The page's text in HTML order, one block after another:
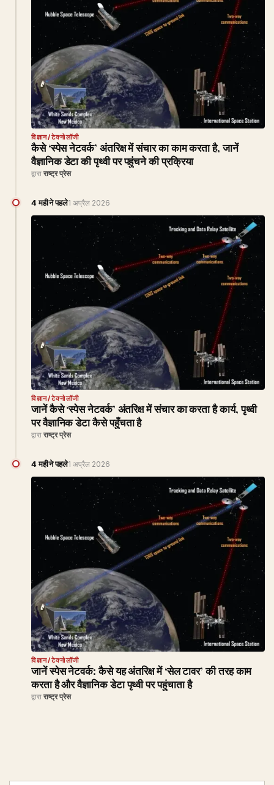
विज्ञान/टेक्नोलॉजी
कैसे ‘स्पेस नेटवर्क’ अंतरिक्ष में संचार का काम करता है, जानें
वैज्ञानिक डेटा की पृथ्वी पर पहुंचने की प्रक्रिया
द्वारा राष्ट्र प्रेस
4 महीने पहले1 अप्रैल 2026
विज्ञान/टेक्नोलॉजी
जानें कैसे ‘स्पेस नेटवर्क’ अंतरिक्ष में संचार का करता है कार्य, पृथ्वी
पर वैज्ञानिक डेटा कैसे पहुँचता है
द्वारा राष्ट्र प्रेस
4 महीने पहले1 अप्रैल 2026
विज्ञान/टेक्नोलॉजी
जानें स्पेस नेटवर्क: कैसे यह अंतरिक्ष में ‘सेल टावर’ की तरह काम
करता है और वैज्ञानिक डेटा पृथ्वी पर पहुंचाता है
द्वारा राष्ट्र प्रेस